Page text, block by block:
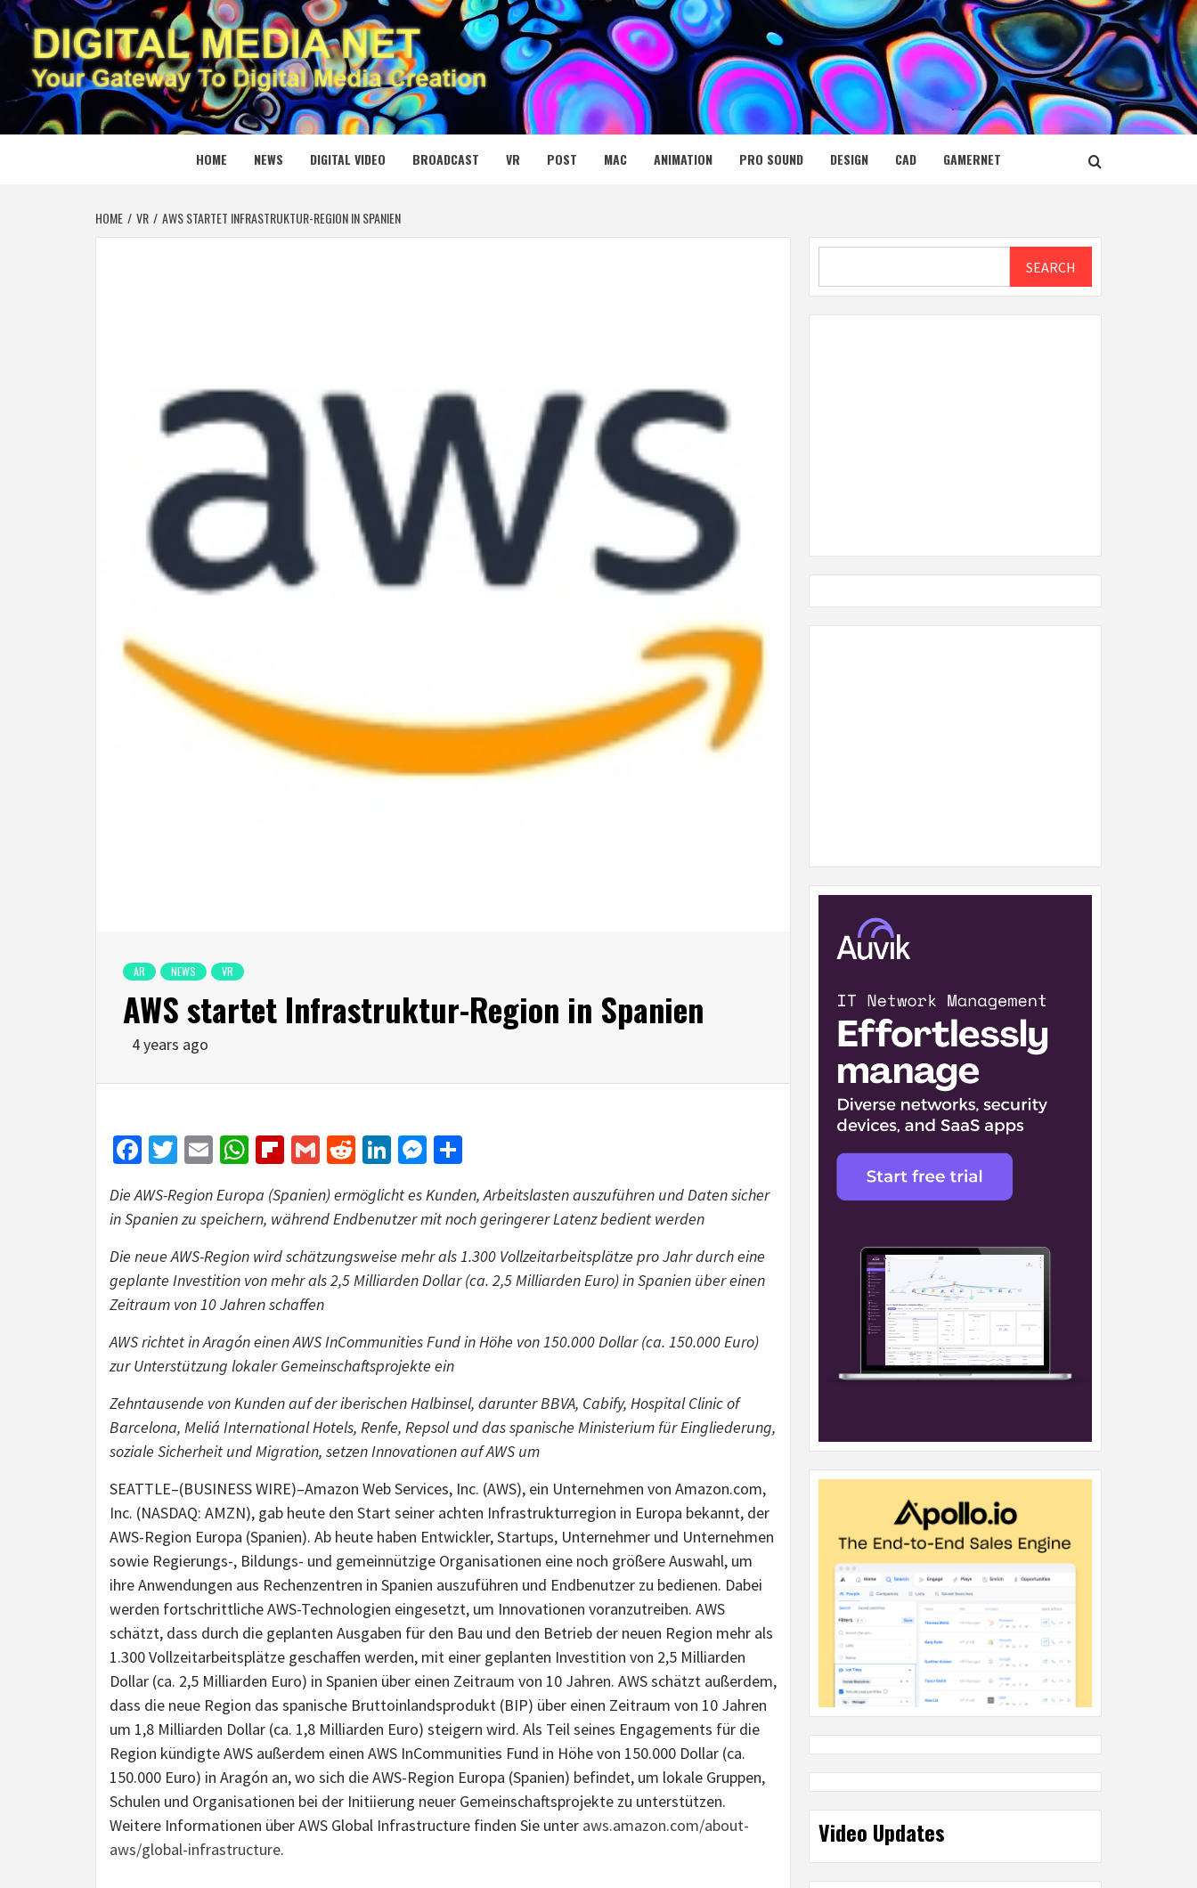
Skip
to
content
DIGITAL MEDIA NET
YOUR GATEWAY TO DIGITAL MEDIA CREATION
HOME NEWS DIGITAL VIDEO BROADCAST VR POST MAC ANIMATION PRO SOUND DESIGN CAD GAMERNET
HOME VR AWS STARTET INFRASTRUKTUR-REGION IN SPANIEN
AR NEWS VR
AWS startet Infrastruktur-Region in Spanien
4 years ago
Facebook
Twitter
EmailWhatsApp
Flipboard
GmailRedditLinkedIn
Messenger
Die AWS-Region Europa (Spanien) ermöglicht es Kunden, Arbeitslasten auszuführen und Daten sicher
in Spanien zu speichern, während Endbenutzer mit noch geringerer Latenz bedient werden
Die neue AWS-Region wird schätzungsweise mehr als 1.300 Vollzeitarbeitsplätze pro Jahr durch eine
geplante Investition von mehr als 2,5 Milliarden Dollar (ca. 2,5 Milliarden Euro) in Spanien über einen
Zeitraum von 10 Jahren schaffen
AWS richtet in Aragón einen AWS InCommunities Fund in Höhe von 150.000 Dollar (ca. 150.000 Euro)
zur Unterstützung lokaler Gemeinschaftsprojekte ein
Zehntausende von Kunden auf der iberischen Halbinsel, darunter BBVA, Cabify, Hospital Clinic of
Barcelona, Meliá International Hotels, Renfe, Repsol und das spanische Ministerium für Eingliederung,
soziale Sicherheit und Migration, setzen Innovationen auf AWS um
SEATTLE–(BUSINESS WIRE)–Amazon Web Services, Inc. (AWS), ein Unternehmen von Amazon.com,
Inc. (NASDAQ: AMZN), gab heute den Start seiner achten Infrastrukturregion in Europa bekannt, der
AWS-Region Europa (Spanien). Ab heute haben Entwickler, Startups, Unternehmer und Unternehmen
sowie Regierungs-, Bildungs- und gemeinnützige Organisationen eine noch größere Auswahl, um
ihre Anwendungen aus Rechenzentren in Spanien auszuführen und Endbenutzer zu bedienen. Dabei
werden fortschrittliche AWS-Technologien eingesetzt, um Innovationen voranzutreiben. AWS
schätzt, dass durch die geplanten Ausgaben für den Bau und den Betrieb der neuen Region mehr als
1.300 Vollzeitarbeitsplätze geschaffen werden, mit einer geplanten Investition von 2,5 Milliarden
Dollar (ca. 2,5 Milliarden Euro) in Spanien über einen Zeitraum von 10 Jahren. AWS schätzt außerdem,
dass die neue Region das spanische Bruttoinlandsprodukt (BIP) über einen Zeitraum von 10 Jahren
um 1,8 Milliarden Dollar (ca. 1,8 Milliarden Euro) steigern wird. Als Teil seines Engagements für die
Region kündigte AWS außerdem einen AWS InCommunities Fund in Höhe von 150.000 Dollar (ca.
150.000 Euro) in Aragón an, wo sich die AWS-Region Europa (Spanien) befindet, um lokale Gruppen,
Schulen und Organisationen bei der Initiierung neuer Gemeinschaftsprojekte zu unterstützen.
Weitere Informationen über AWS Global Infrastructure finden Sie unter aws.amazon.com/about-
aws/global-infrastructure.
SEARCH
Video Updates